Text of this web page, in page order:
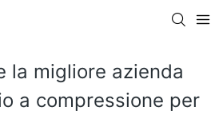
la migliore azienda
a compressione per